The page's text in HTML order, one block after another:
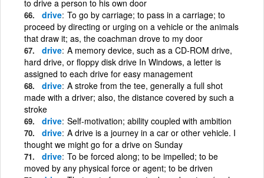
to drive a person to his own door
drive To go by carriage; to pass in a carriage; to
proceed by directing or urging on a vehicle or the animals
that draw it; as, the coachman drove to my door
drive A memory device, such as a CD-ROM drive,
hard drive, or floppy disk drive In Windows, a letter is
assigned to each drive for easy management
drive A stroke from the tee, generally a full shot
made with a driver; also, the distance covered by such a
stroke
drive Self-motivation; ability coupled with ambition
drive A drive is a journey in a car or other vehicle. I
thought we might go for a drive on Sunday
drive To be forced along; to be impelled; to be
moved by any physical force or agent; to be driven